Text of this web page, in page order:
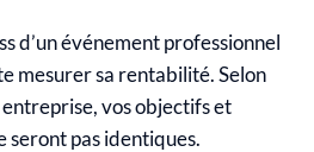
d’un événement professionnel
mesurer sa rentabilité. Selon
vos objectifs et
pas identiques.